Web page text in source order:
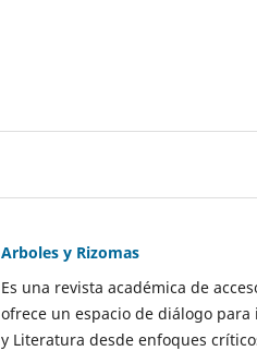
Arboles y Rizomas
Es una revista académica de
ofrece un espacio de diálogo
y Literatura desde enfoques